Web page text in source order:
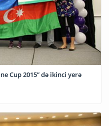
Cup 2015” də ikinci yerə